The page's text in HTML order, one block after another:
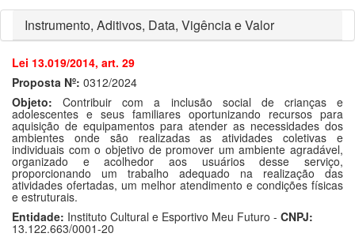
Instrumento, Aditivos, Data, Vigência e Valor
Lei 13.019/2014, art. 29
Proposta Nº: 0312/2024
Objeto: Contribuir com a inclusão social de crianças e
adolescentes e seus familiares oportunizando recursos para
aquisição de equipamentos para atender as necessidades dos
ambientes onde são realizadas as atividades coletivas e
individuais com o objetivo de promover um ambiente agradável,
organizado e acolhedor aos usuários desse serviço,
proporcionando um trabalho adequado na realização das
atividades ofertadas, um melhor atendimento e condições físicas
e estruturais.
Entidade: Instituto Cultural e Esportivo Meu Futuro - CNPJ:
13.122.663/0001-20